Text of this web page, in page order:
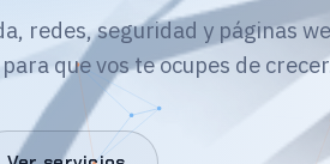
redes, seguridad y páginas
que vos te ocupes de